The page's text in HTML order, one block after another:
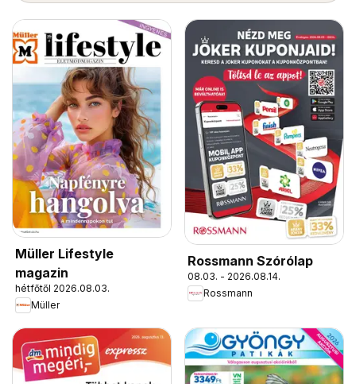
Müller Lifestyle
magazin
hétfőtől 2026.08.03.
Müller
Rossmann Szórólap
08.03. - 2026.08.14.
Rossmann